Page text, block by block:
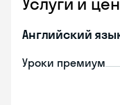
Английский
Уроки премиум